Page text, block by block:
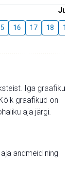
16 17 18 19
Iga graafiku
graafikud on
aja järgi.
andmeid ning